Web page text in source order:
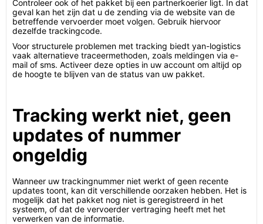
Controleer ook of het pakket bij een partnerkoerier ligt. In dat
geval kan het zijn dat u de zending via de website van de
betreffende vervoerder moet volgen. Gebruik hiervoor
dezelfde trackingcode.
Voor structurele problemen met tracking biedt yan-logistics
vaak alternatieve traceermethoden, zoals meldingen via e-
mail of sms. Activeer deze opties in uw account om altijd op
de hoogte te blijven van de status van uw pakket.
Tracking werkt niet, geen
updates of nummer
ongeldig
Wanneer uw trackingnummer niet werkt of geen recente
updates toont, kan dit verschillende oorzaken hebben. Het is
mogelijk dat het pakket nog niet is geregistreerd in het
systeem, of dat de vervoerder vertraging heeft met het
verwerken van de informatie.